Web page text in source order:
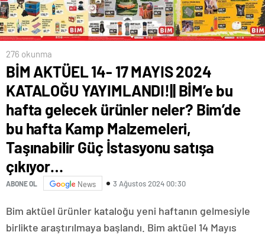
276 okunma
BİM AKTÜEL 14- 17 MAYIS 2024
KATALOĞU YAYIMLANDI!|| BİM’e bu
hafta gelecek ürünler neler? Bim’de
bu hafta Kamp Malzemeleri,
Taşınabilir Güç İstasyonu satışa
çıkıyor…
ABONE OL News 3 Ağustos 2024 00:30